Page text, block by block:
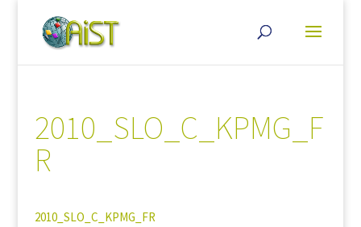
2010_SLO_C_KPMG_F
R
2010_SLO_C_KPMG_FR